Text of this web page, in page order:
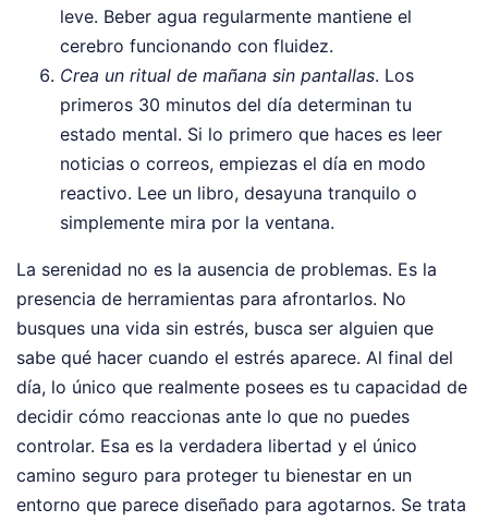
leve. Beber agua regularmente mantiene el
cerebro funcionando con fluidez.
Crea un ritual de mañana sin pantallas. Los
primeros 30 minutos del día determinan tu
estado mental. Si lo primero que haces es leer
noticias o correos, empiezas el día en modo
reactivo. Lee un libro, desayuna tranquilo o
simplemente mira por la ventana.
La serenidad no es la ausencia de problemas. Es la
presencia de herramientas para afrontarlos. No
busques una vida sin estrés, busca ser alguien que
sabe qué hacer cuando el estrés aparece. Al final del
día, lo único que realmente posees es tu capacidad de
decidir cómo reaccionas ante lo que no puedes
controlar. Esa es la verdadera libertad y el único
camino seguro para proteger tu bienestar en un
entorno que parece diseñado para agotarnos. Se trata